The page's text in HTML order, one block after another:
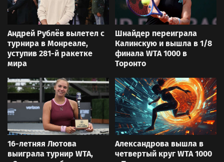
Андрей Рублёв вылетел с
турнира в Монреале,
уступив 281-й ракетке
мира
Шнайдер переиграла
Калинскую и вышла в 1/8
финала WTA 1000 в
Торонто
16-летняя Лютова
выиграла турнир WTA,
Александрова вышла в
четвертый круг WTA 1000